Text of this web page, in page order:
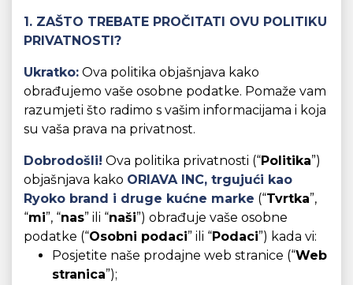
1. ZAŠTO TREBATE PROČITATI OVU POLITIKU
PRIVATNOSTI?
Ukratko: Ova politika objašnjava kako
obrađujemo vaše osobne podatke. Pomaže vam
razumjeti što radimo s vašim informacijama i koja
su vaša prava na privatnost.
Dobrodošli! Ova politika privatnosti (“Politika”)
objašnjava kako ORIAVA INC, trgujući kao
Ryoko brand i druge kućne marke (“Tvrtka”,
“mi”, “nas” ili “naši”) obrađuje vaše osobne
podatke (“Osobni podaci” ili “Podaci”) kada vi:
Posjetite naše prodajne web stranice (“Web
stranica”);